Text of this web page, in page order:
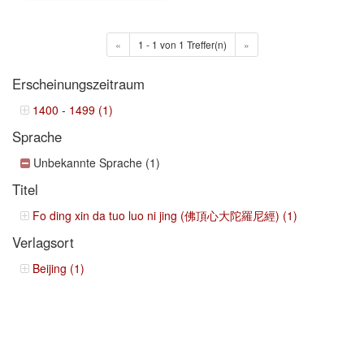
« 1 - 1 von 1 Treffer(n) »
Erscheinungszeitraum
1400 - 1499 (1)
Sprache
Unbekannte Sprache (1)
Titel
Fo ding xin da tuo luo ni jing (佛頂心大陀羅尼經) (1)
Verlagsort
Beijing (1)